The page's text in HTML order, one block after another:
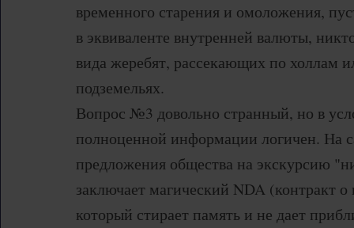
временного старения и омоложения,
в эквиваленте внутренней валюты,
вида жеребят, рассекающих по холлам
подземельях.
Вопрос №3 довольно странный, но в
полноценной информации логичен. На
предложения общества на экскурсию
заключает магический NDA (контракт
который стирает память и не дает